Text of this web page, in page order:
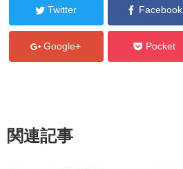
Twitter Facebook
Google+ Pocket
関連記事